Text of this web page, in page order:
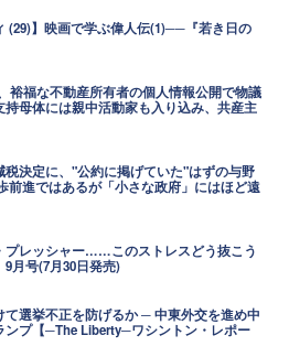
(29)】映画で学ぶ偉人伝(1)──『若き日の
裕福な不動産所有者の個人情報公開で物議
母体には親中活動家も入り込み、共産主
税決定に、"公約に掲げていた"はずの与野
前進ではあるが「小さな政府」にはほど遠
プレッシャー……このストレスどう抜こう
9月号(7月30日発売)
て選挙不正を防げるか ─ 中東外交を進め中
ンプ【─The Liberty─ワシントン・レポー